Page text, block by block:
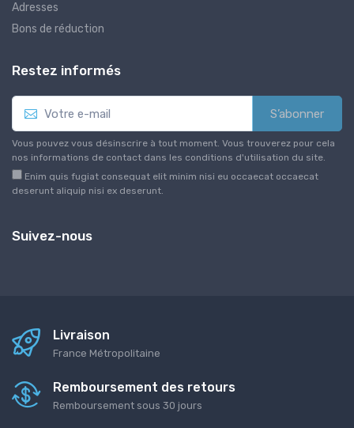
Adresses
Bons de réduction
Restez informés
S’abonner
Vous pouvez vous désinscrire à tout moment. Vous trouverez pour cela
nos informations de contact dans les conditions d'utilisation du site.
Enim quis fugiat consequat elit minim nisi eu occaecat occaecat
deserunt aliquip nisi ex deserunt.
Suivez-nous
Livraison
France Métropolitaine
Remboursement des retours
Remboursement sous 30 jours